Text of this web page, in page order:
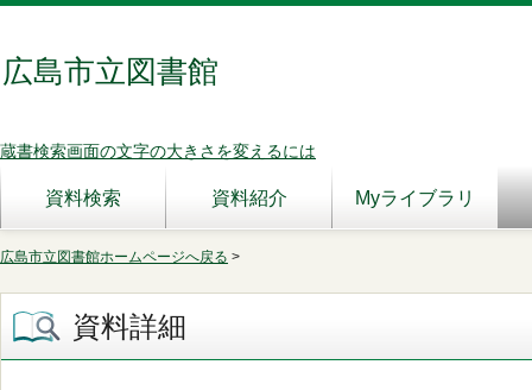
広島市立図書館
蔵書検索画面の文字の大きさを変えるには
資料検索 資料紹介 Myライブラリ
広島市立図書館ホームページへ戻る >
資料詳細